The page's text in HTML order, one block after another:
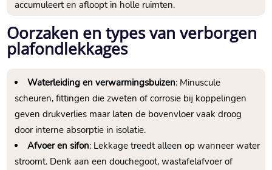
accumuleert en afloopt in holle ruimten.​
Oorzaken en types van verborgen
plafondlekkages
Waterleiding en verwarmingsbuizen: Minuscule
scheuren, fittingen die zweten of corrosie bij koppelingen
geven drukverlies maar laten de bovenvloer vaak droog
door interne absorptie in isolatie.​
Afvoer en sifon: Lekkage treedt alleen op wanneer water
stroomt.​ Denk aan een douchegoot, wastafelafvoer of